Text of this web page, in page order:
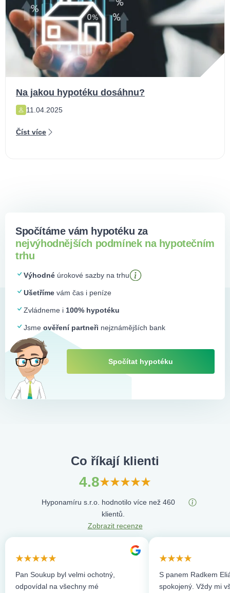
Na jakou hypotéku dosáhnu?
11.04.2025
Číst více
Spočítáme vám hypotéku za
nejvýhodnějších podmínek na hypotečním
trhu
Výhodné úrokové sazby na trhu
Ušetříme vám čas i peníze
Zvládneme i 100% hypotéku
Jsme ověření partneři nejznámějších bank
Spočítat hypotéku
Co říkají klienti
4.8
Hyponamíru s.r.o. hodnotilo více než 460
klientů.
Zobrazit recenze
Pan Soukup byl velmi ochotný,
odpovídal na všechny mé
S panem Radkem
spokojený. Vždy mi